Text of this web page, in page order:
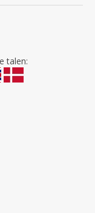
talen: